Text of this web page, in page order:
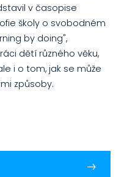
v časopise
školy o svobodném
by doing",
dětí různého věku,
i o tom, jak se může
způsoby.